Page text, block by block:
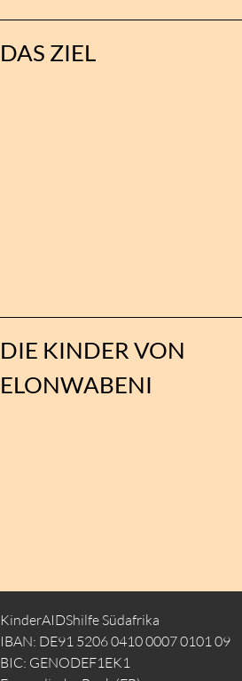
DAS ZIEL
DIE KINDER VON
ELONWABENI
KinderAIDShilfe Südafrika
IBAN: DE91 5206 0410 0007 0101 09
BIC: GENODEF1EK1